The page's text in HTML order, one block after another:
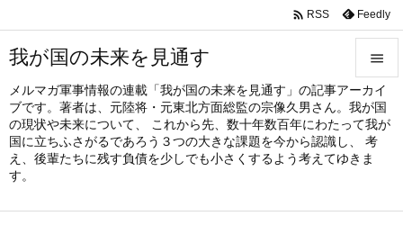
我が国の未来を見通す
メルマガ軍事情報の連載「我が国の未来を見通す」の記事アーカイ
ブです。著者は、元陸将・元東北方面総監の宗像久男さん。我が国
の現状や未来について、 これから先、数十年数百年にわたって我が
国に立ちふさがるであろう３つの大きな課題を今から認識し、 考
え、後輩たちに残す負債を少しでも小さくするよう考えてゆきま
す。


メニュ

サイド
 RSS Feedly